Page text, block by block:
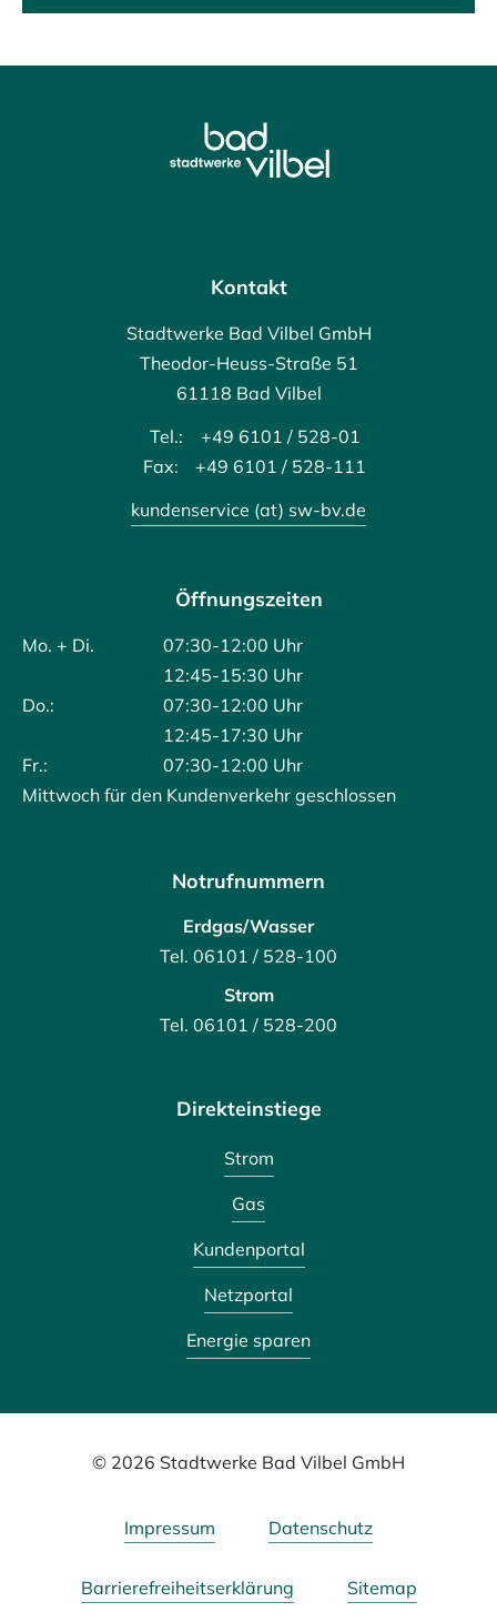
Kontakt
Stadtwerke Bad Vilbel GmbH
Theodor-Heuss-Straße 51
61118 Bad Vilbel
Tel.:
+49 6101 / 528-01
Fax:
+49 6101 / 528-111
kundenservice (at) sw-bv.de
Öffnungszeiten
Mo. + Di.
07:30-12:00 Uhr
12:45-15:30 Uhr
Do.:
07:30-12:00 Uhr
12:45-17:30 Uhr
Fr.:
07:30-12:00 Uhr
Mittwoch für den Kundenverkehr geschlossen
Notrufnummern
Erdgas/Wasser
Tel. 06101 / 528-100
Strom
Tel. 06101 / 528-200
Direkteinstiege
Strom
Gas
Kundenportal
Netzportal
Energie sparen
© 2026 Stadtwerke Bad Vilbel GmbH
Impressum Datenschutz
Barrierefreiheitserklärung Sitemap